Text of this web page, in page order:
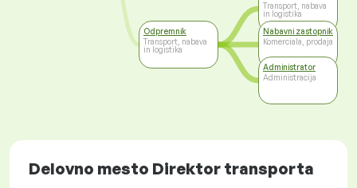
Odpremnik
Transport, nabava
in logistika
Transport, nabava
in logistika
Nabavni zastopnik
Komerciala, prodaja
Administrator
Administracija
Delovno mesto Direktor transporta